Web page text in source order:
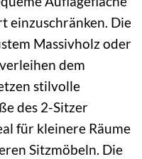
einzuschränken. Die
Massivholz oder
dem
stilvolle
des 2-Sitzer
für kleinere Räume
Sitzmöbeln. Die